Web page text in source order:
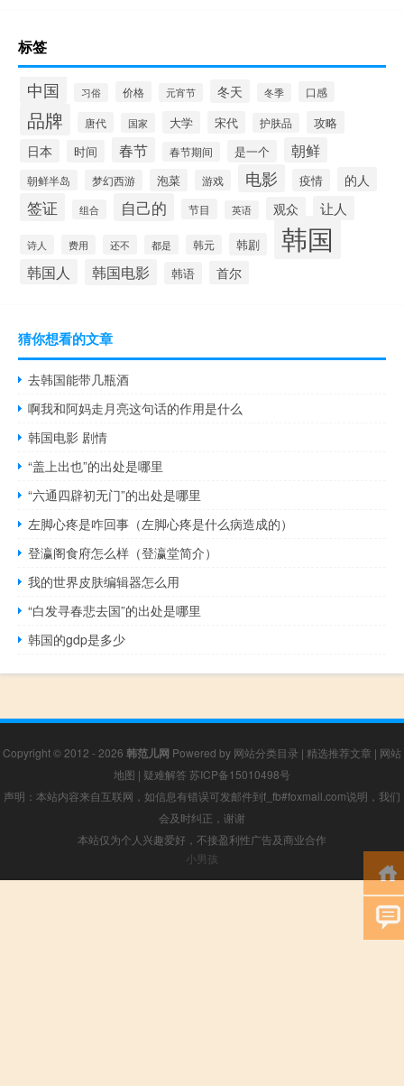
标签
中国 习俗 价格 元宵节 冬天 冬季 口感
品牌 唐代 国家 大学 宋代 护肤品 攻略
日本 时间 春节 春节期间 是一个 朝鲜
朝鲜半岛 梦幻西游 泡菜 游戏 电影 疫情 的人
签证 组合 自己的 节目 英语 观众 让人
诗人 费用 还不 都是 韩元 韩剧 韩国
韩国人 韩国电影 韩语 首尔
猜你想看的文章
去韩国能带几瓶酒
啊我和阿妈走月亮这句话的作用是什么
韩国电影 剧情
“盖上出也”的出处是哪里
“六通四辟初无门”的出处是哪里
左脚心疼是咋回事（左脚心疼是什么病造成的）
登瀛阁食府怎么样（登瀛堂简介）
我的世界皮肤编辑器怎么用
“白发寻春悲去国”的出处是哪里
韩国的gdp是多少
Copyright © 2012 - 2026 韩范儿网 Powered by 网站分类目录 | 精选推荐文章 | 网站
地图 | 疑难解答 苏ICP备15010498号
声明：本站内容来自互联网，如信息有错误可发邮件到f_fb#foxmail.com说明，我们
会及时纠正，谢谢
本站仅为个人兴趣爱好，不接盈利性广告及商业合作
小男孩